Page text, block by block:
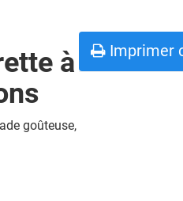
à
goûteuse,
Imprimer